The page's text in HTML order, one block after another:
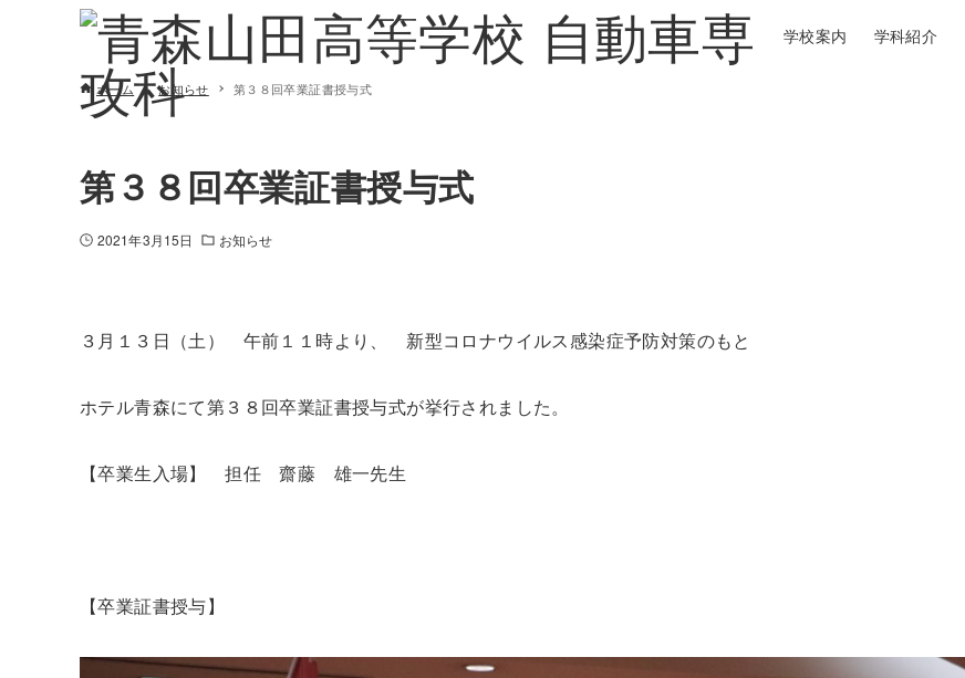
学校案内 学科紹介
ホーム お知らせ 第３８回卒業証書授与式
第３８回卒業証書授与式
2021年3月15日 お知らせ
３月１３日（土） 午前１１時より、 新型コロナウイルス感染症予防対策のもと
ホテル青森にて第３８回卒業証書授与式が挙行されました。
【卒業生入場】 担任 齋藤 雄一先生
【卒業証書授与】